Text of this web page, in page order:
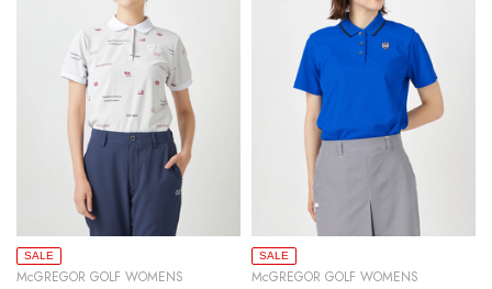
SALE
McGREGOR GOLF WOMENS
SALE
McGREGOR GOLF WOMENS